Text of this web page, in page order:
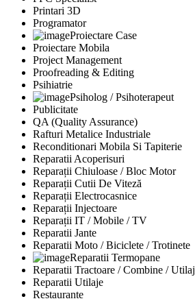
Printari 3D
Programator
Proiectare Case
Proiectare Mobila
Project Management
Proofreading & Editing
Psihiatrie
Psiholog / Psihoterapeut
Publicitate
QA (Quality Assurance)
Rafturi Metalice Industriale
Reconditionari Mobila Si Tapiterie
Reparatii Acoperisuri
Reparații Chiuloase / Bloc Motor
Reparații Cutii De Viteză
Reparații Electrocasnice
Reparații Injectoare
Reparații IT / Mobile / TV
Reparatii Jante
Reparatii Moto / Biciclete / Trotinete
Reparatii Termopane
Reparatii Tractoare / Combine /
Reparatii Utilaje
Restaurante